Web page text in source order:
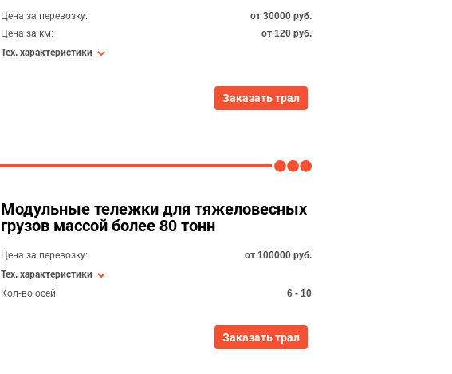
Цена за перевозку:
от 30000 руб.
Цена за км:
от 120 руб.
Тех. характеристики
Заказать трал
Модульные тележки для тяжеловесных
грузов массой более 80 тонн
Цена за перевозку:
от 100000 руб.
Тех. характеристики
Кол-во осей
6 - 10
Заказать трал